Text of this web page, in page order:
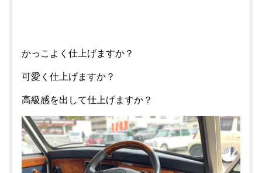
かっこよく仕上げますか？
可愛く仕上げますか？
高級感を出して仕上げますか？